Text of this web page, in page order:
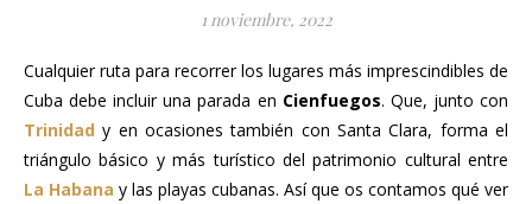
1 noviembre, 2022
Cualquier ruta para recorrer los lugares más imprescindibles de
Cuba debe incluir una parada en Cienfuegos. Que, junto con
Trinidad y en ocasiones también con Santa Clara, forma el
triángulo básico y más turístico del patrimonio cultural entre
La Habana y las playas cubanas. Así que os contamos qué ver